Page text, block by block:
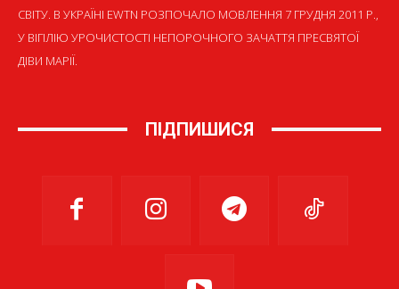
СВІТУ. В УКРАЇНІ EWTN РОЗПОЧАЛО МОВЛЕННЯ 7 ГРУДНЯ 2011 Р.,
У ВІГІЛІЮ УРОЧИСТОСТІ НЕПОРОЧНОГО ЗАЧАТТЯ ПРЕСВЯТОЇ
ДІВИ МАРІЇ.
ПІДПИШИСЯ